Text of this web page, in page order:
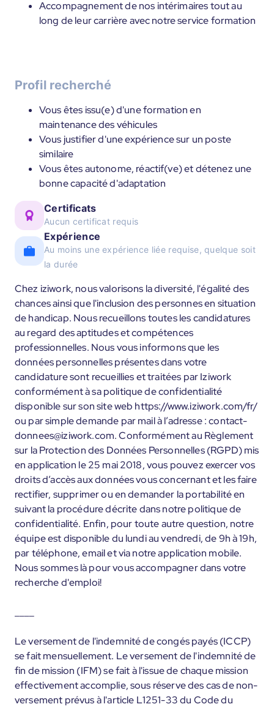
Accompagnement de nos intérimaires tout au
long de leur carrière avec notre service formation
Profil recherché
Vous êtes issu(e) d'une formation en
maintenance des véhicules
Vous justifier d'une expérience sur un poste
similaire
Vous êtes autonome, réactif(ve) et détenez une
bonne capacité d'adaptation
Certificats
Aucun certificat requis
Expérience
Au moins une expérience liée requise, quelque soit
la durée
Chez iziwork, nous valorisons la diversité, l'égalité des
chances ainsi que l'inclusion des personnes en situation
de handicap. Nous recueillons toutes les candidatures
au regard des aptitudes et compétences
professionnelles. Nous vous informons que les
données personnelles présentes dans votre
candidature sont recueillies et traitées par Iziwork
conformément à sa politique de confidentialité
disponible sur son site web https://www.iziwork.com/fr/
ou par simple demande par mail à l’adresse : contact-
donnees@iziwork.com. Conformément au Règlement
sur la Protection des Données Personnelles (RGPD) mis
en application le 25 mai 2018, vous pouvez exercer vos
droits d’accès aux données vous concernant et les faire
rectifier, supprimer ou en demander la portabilité en
suivant la procédure décrite dans notre politique de
confidentialité. Enfin, pour toute autre question, notre
équipe est disponible du lundi au vendredi, de 9h à 19h,
par téléphone, email et via notre application mobile.
Nous sommes là pour vous accompagner dans votre
recherche d'emploi!
Le versement de l'indemnité de congés payés (ICCP)
se fait mensuellement. Le versement de l'indemnité de
fin de mission (IFM) se fait à l'issue de chaque mission
effectivement accomplie, sous réserve des cas de non-
versement prévus à l'article L1251-33 du Code du